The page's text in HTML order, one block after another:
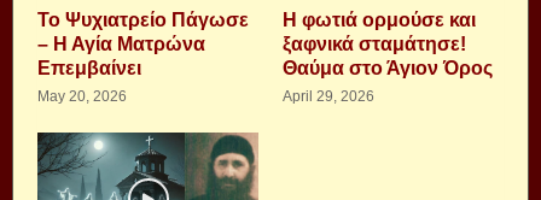
Το Ψυχιατρείο Πάγωσε
– Η Αγία Ματρώνα
Επεμβαίνει
May 20, 2026
Η φωτιά ορμούσε και
ξαφνικά σταμάτησε!
Θαύμα στο Άγιον Όρος
April 29, 2026